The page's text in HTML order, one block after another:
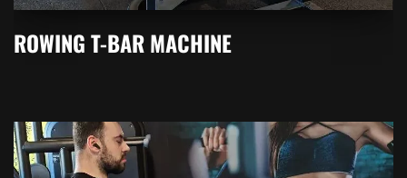
ROWING T-BAR MACHINE